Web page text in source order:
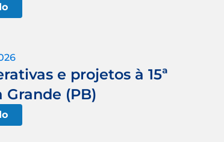
e projetos à 15ª
Grande (PB)